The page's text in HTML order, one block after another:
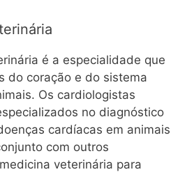
é a especialidade que
do coração e do sistema
Os cardiologistas
no diagnóstico
cardíacas em animais
com outros
veterinária para